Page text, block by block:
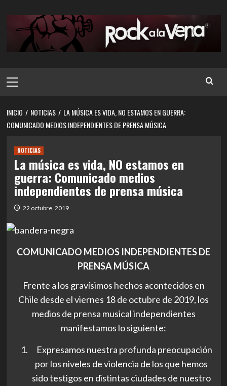
contenido
principal
INICIO NOTICIAS
LA MÚSICA ES VIDA, NO ESTAMOS EN GUERRA:
COMUNICADO MEDIOS INDEPENDIENTES DE PRENSA MÚSICA
NOTICIAS
La música es vida, NO estamos en
guerra: Comunicado medios
independientes de prensa música
22 octubre, 2019
COMUNICADO MEDIOS INDEPENDIENTES DE
PRENSAMÚSICA
Frente a los gravísimos hechos acontecidos en
Chile desde el viernes 18 de octubre de 2019, los
medios de prensa musical independientes
manifestamos lo siguiente:
Expresamos nuestra profunda preocupación
por los niveles de violencia de los que hemos
sido testigos en distintas ciudades de nuestro